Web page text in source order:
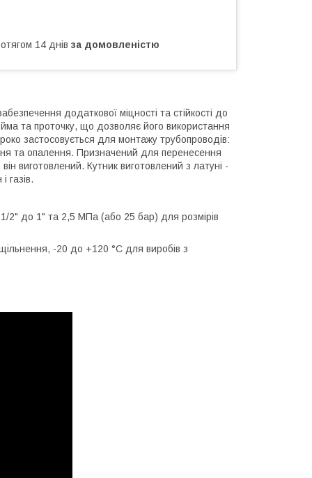
14 днів за домовленістю
додаткової міцності та стійкості до
та проточку, що дозволяє його використання
застосовується для монтажу трубопроводів:
та опалення. Призначений для перенесення
виготовлений. Кутник виготовлений з латуні -
газів.
2" до 1" та 2,5 МПа (або 25 бар) для розмірів
-20 до +120 °C для виробів з